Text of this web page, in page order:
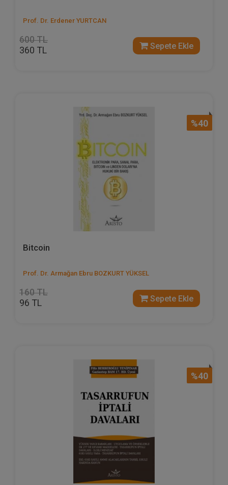
Prof. Dr. Erdener YURTCAN
600 TL
360 TL Sepete Ekle
%40
Bitcoin
Prof. Dr. Armağan Ebru BOZKURT YÜKSEL
160 TL
96 TL Sepete Ekle
%40